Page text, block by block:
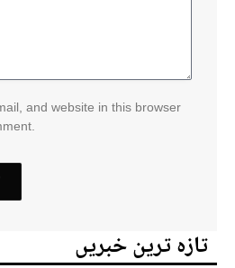
and website in this browser
تازہ ترین خبریں